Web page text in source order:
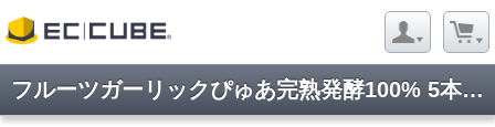
フルーツガーリックぴゅあ完熟発酵100% 5本入(袋)